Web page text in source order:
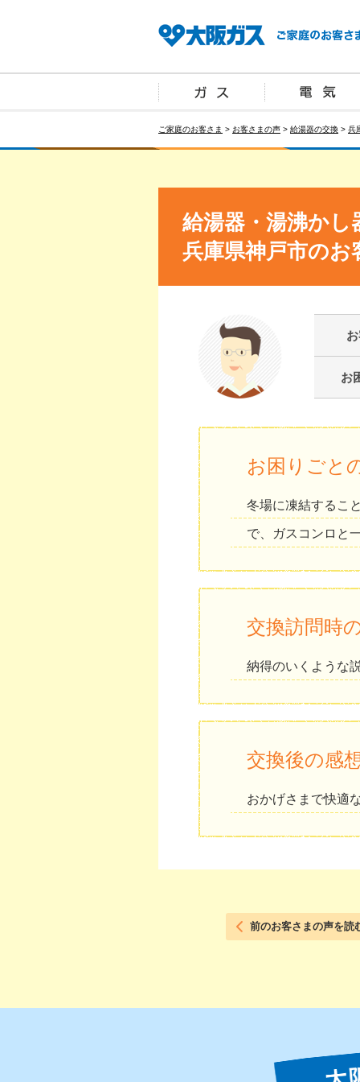
ご家庭のお客さま > お客さまの声 > 給湯器の交換 > 兵
給湯器・湯沸かし
兵庫県神戸市のお
お
お困りごと
冬場に凍結するこ
で、ガスコンロと
交換訪問時
納得のいくような
交換後の感
おかげさまで快適
前のお客さまの声を読